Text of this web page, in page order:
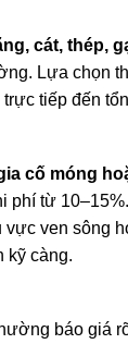
cát, thép,
Lựa chọn
tiếp đến
cố móng
phí từ 10–15%.
vực ven sông
kỹ càng.
báo giá